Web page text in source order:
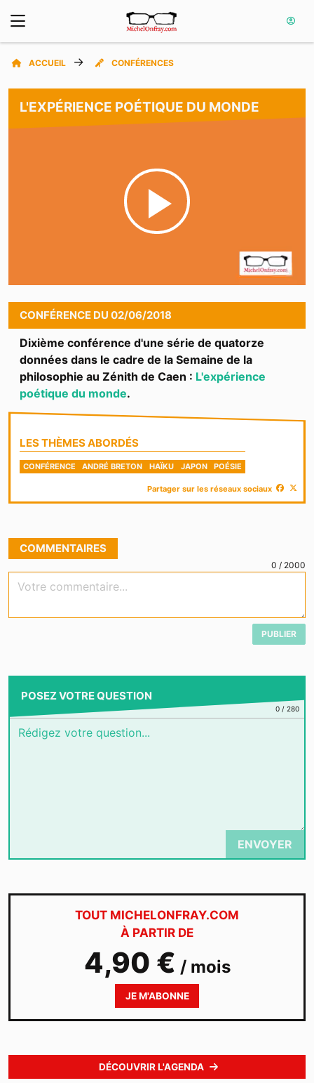
ACCUEIL CONFÉRENCES
L'EXPÉRIENCE POÉTIQUE DU MONDE
Play
Video
CONFÉRENCE DU 02/06/2018
Dixième conférence d'une série de quatorze
données dans le cadre de la Semaine de la
philosophie au Zénith de Caen : L'expérience
poétique du monde.
LES THÈMES ABORDÉS
CONFÉRENCE ANDRÉ BRETON HAÏKU JAPON POÉSIE
Partager sur les réseaux sociaux
COMMENTAIRES
0 / 2000
Votre commentaire...
PUBLIER
POSEZ VOTRE QUESTION
0/ 280
ENVOYER
TOUT MICHELONFRAY.COM
À PARTIR DE
4,90 € / mois
JE M'ABONNE
DÉCOUVRIR L'AGENDA